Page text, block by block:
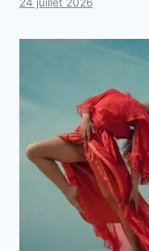
24 juillet 2026